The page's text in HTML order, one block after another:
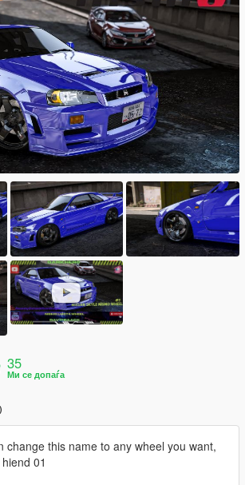
35
Ми се допаѓа
change this name to any wheel you want,
01